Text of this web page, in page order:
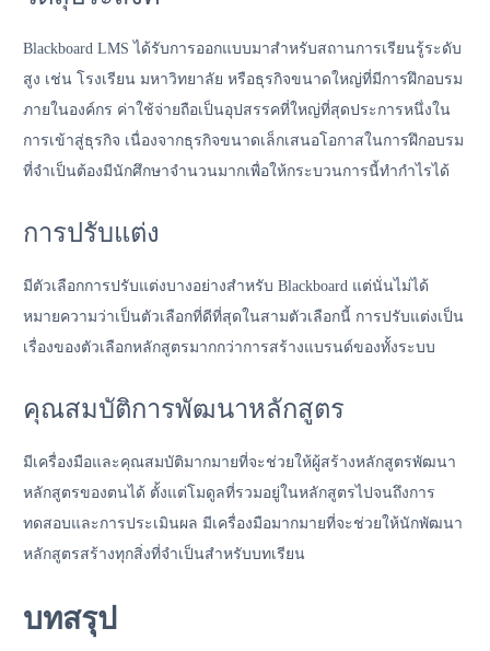
Blackboard LMS ได้รับการออกแบบมาสำหรับสถานการเรียนรู้ระดับ
สูง เช่น โรงเรียน มหาวิทยาลัย หรือธุรกิจขนาดใหญ่ที่มีการฝึกอบรม
ภายในองค์กร ค่าใช้จ่ายถือเป็นอุปสรรคที่ใหญ่ที่สุดประการหนึ่งใน
การเข้าสู่ธุรกิจ เนื่องจากธุรกิจขนาดเล็กเสนอโอกาสในการฝึกอบรม
ที่จำเป็นต้องมีนักศึกษาจำนวนมากเพื่อให้กระบวนการนี้ทำกำไรได้
การปรับแต่ง
มีตัวเลือกการปรับแต่งบางอย่างสำหรับ Blackboard แต่นั่นไม่ได้
หมายความว่าเป็นตัวเลือกที่ดีที่สุดในสามตัวเลือกนี้ การปรับแต่งเป็น
เรื่องของตัวเลือกหลักสูตรมากกว่าการสร้างแบรนด์ของทั้งระบบ
คุณสมบัติการพัฒนาหลักสูตร
มีเครื่องมือและคุณสมบัติมากมายที่จะช่วยให้ผู้สร้างหลักสูตรพัฒนา
หลักสูตรของตนได้ ตั้งแต่โมดูลที่รวมอยู่ในหลักสูตรไปจนถึงการ
ทดสอบและการประเมินผล มีเครื่องมือมากมายที่จะช่วยให้นักพัฒนา
หลักสูตรสร้างทุกสิ่งที่จำเป็นสำหรับบทเรียน
บทสรุป